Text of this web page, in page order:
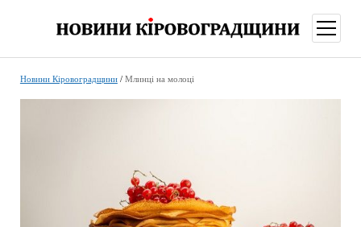
меню
Новини Кіровоградщини/ Млинці на молоці